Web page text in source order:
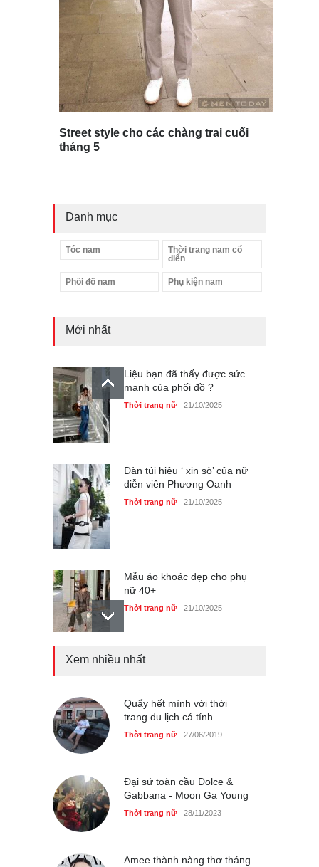
Street style cho các chàng trai cuối
tháng 5
Danh mục
Tóc nam
Thời trang nam cổ
điển
Phối đồ nam Phụ kiện nam
Mới nhất
Liệu bạn đã thấy được sức
mạnh của phối đồ ?
Thời trang nữ
Dàn túi hiệu ‘ xịn sò’ của nữ
diễn viên Phương Oanh
Thời trang nữ
Mẫu áo khoác đẹp cho phụ
nữ 40+
Thời trang nữ
Chiếc áo dài cưới của Hoa
sáng tạo mới của giới trẻ
Thời trang nữ 21/10/2025
Xem nhiều nhất
Quẩy hết mình với thời
trang du lịch cá tính
Thời trang nữ 27/06/2019
Đại sứ toàn cầu Dolce &
Gabbana - Moon Ga Young
Thời trang nữ 28/11/2023
Amee thành nàng thơ tháng